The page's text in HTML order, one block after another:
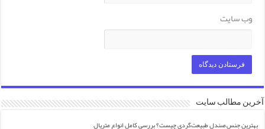
وب‌ سایت
آخرین مطالب سایت
بهترین جنس صندل طبیعت‌گردی چیست؟ بررسی کامل انواع متریال